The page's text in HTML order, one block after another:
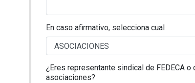
En caso afirmativo, selecciona cual
¿Eres representante sindical de FEDECA o
asociaciones?